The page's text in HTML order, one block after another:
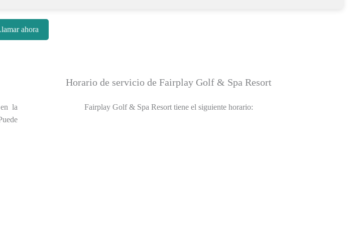
ahora
en la
Horario de servicio de Fairplay Golf & Spa Resort
Fairplay Golf & Spa Resort tiene el siguiente horario: